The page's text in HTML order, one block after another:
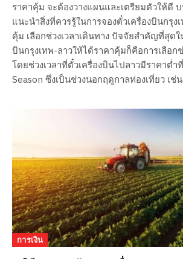
ราคาคุ้ม จะต้องวางแผนและเตรียมตัวให้ดี
แนะนำสิ่งที่ควรรู้ในการจองตั๋วเครื่องบินกรุง
คุ้ม เลือกช่วงเวลาเดินทาง ปัจจัยสำคัญที่สุดใ
บินกรุงเทพ-ลาวให้ได้ราคาคุ้มก็คือการเลือกช่
โดยช่วงเวลาที่ตั๋วเครื่องบินไปลาวมีราคาต่ำ
Season ซึ่งเป็นช่วงนอกฤดูกาลท่องเที่ยว เช่
การเงิน